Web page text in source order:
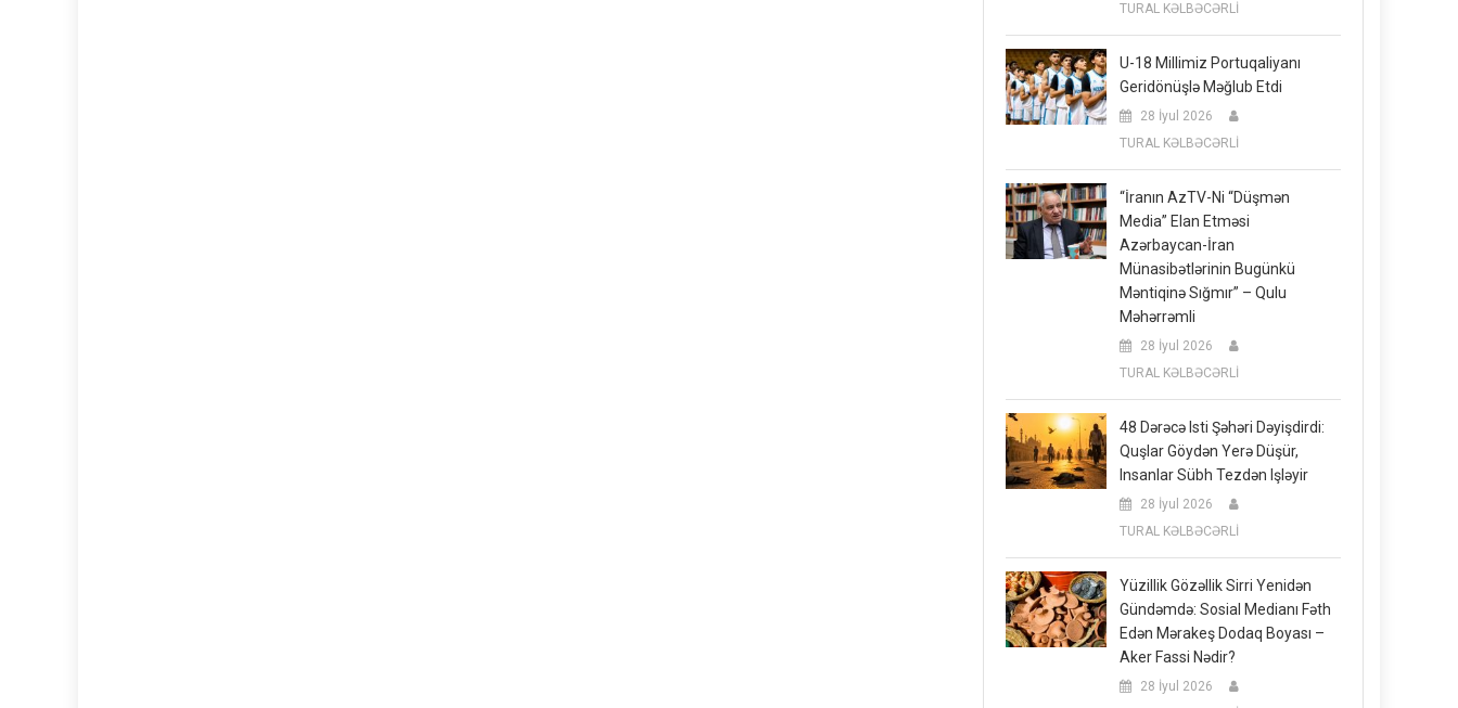
TURAL KƏLBƏCƏRLİ
U-18 Millimiz Portuqaliyanı
Geridönüşlə Məğlub Etdi
28 İyul 2026
TURAL KƏLBƏCƏRLİ
“İranın AzTV-Ni “düşmən
Media” Elan Etməsi
Azərbaycan-İran
Münasibətlərinin Bugünkü
Məntiqinə Sığmır” – Qulu
Məhərrəmli
28 İyul 2026
TURAL KƏLBƏCƏRLİ
48 Dərəcə Isti Şəhəri Dəyişdirdi:
Quşlar Göydən Yerə Düşür,
Insanlar Sübh Tezdən Işləyir
28 İyul 2026
TURAL KƏLBƏCƏRLİ
Yüzillik Gözəllik Sirri Yenidən
Gündəmdə: Sosial Medianı Fəth
Edən Mərakeş Dodaq Boyası –
Aker Fassi Nədir?
28 İyul 2026